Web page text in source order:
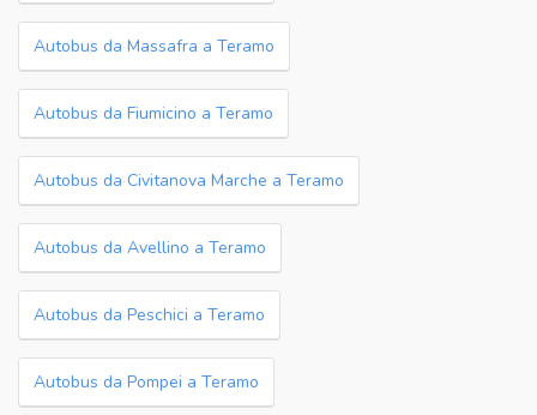
Autobus da Massafra a Teramo
Autobus da Fiumicino a Teramo
Autobus da Civitanova Marche a Teramo
Autobus da Avellino a Teramo
Autobus da Peschici a Teramo
Autobus da Pompei a Teramo